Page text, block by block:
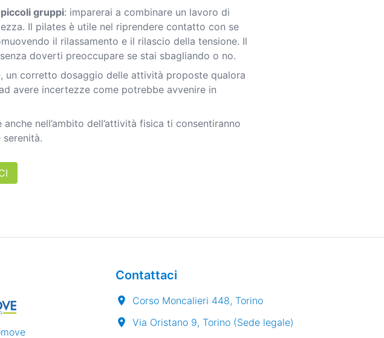
gruppi: imparerai a combinare un lavoro di
Il pilates è utile nel riprendere contatto con se
il rilassamento e il rilascio della tensione. Il
doverti preoccupare se stai sbagliando o no.
un corretto dosaggio delle attività proposte qualora
avere incertezze come potrebbe avvenire in
nell’ambito dell’attività fisica ti consentiranno
Contattaci
Corso Moncalieri 448, Torino
Via Oristano 9, Torino (Sede legale)